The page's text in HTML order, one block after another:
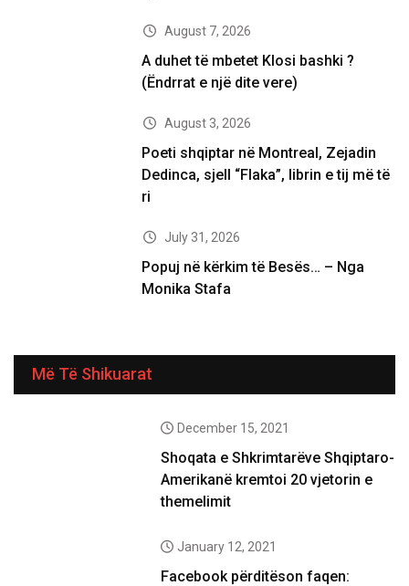
August 7, 2026
A duhet të mbetet Klosi bashki ?
(Ëndrrat e një dite vere)
August 3, 2026
Poeti shqiptar në Montreal, Zejadin
Dedinca, sjell “Flaka”, librin e tij më të
ri
July 31, 2026
Popuj në kërkim të Besës… – Nga
Monika Stafa
Më Të Shikuarat
December 15, 2021
Shoqata e Shkrimtarëve Shqiptaro-
Amerikanë kremtoi 20 vjetorin e
themelimit
January 12, 2021
Facebook përditëson faqen: